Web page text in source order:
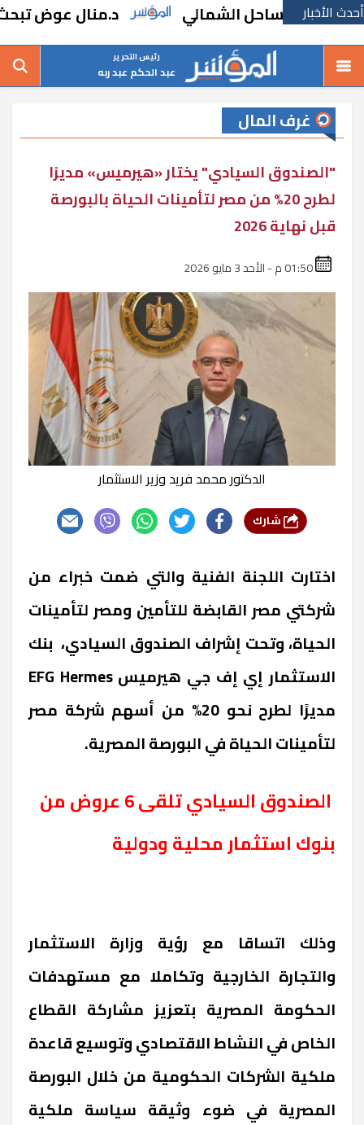
أحدث الأخبار الشمالي د.منال عوض تبحث
رئيس التحرير
عبد الحكم عبد ربه
غرف المال
"الصندوق السيادي" يختار «هيرميس» مديرًا
لطرح 20% من مصر لتأمينات الحياة بالبورصة
قبل نهاية 2026
الدكتور محمد فريد وزير الاستثمار
اختارت اللجنة الفنية والتي ضمت خبراء من
شركتي مصر القابضة للتأمين ومصر لتأمينات
الحياة، وتحت إشراف الصندوق السيادي، بنك
الاستثمار إي إف جي هيرميسEFG Hermes
مديرًا لطرح نحو 20% من أسهم شركة مصر
لتأمينات الحياة في البورصة المصرية.
الصندوق السيادي تلقى 6 عروض من
بنوك استثمار محلية ودولية
وذلك اتساقا مع رؤية وزارة الاستثمار
والتجارة الخارجية وتكاملا مع مستهدفات
الحكومة المصرية بتعزيز مشاركة القطاع
الخاص في النشاط الاقتصادي وتوسيع قاعدة
ملكية الشركات الحكومية من خلال البورصة
المصرية في ضوء وثيقة سياسة ملكية